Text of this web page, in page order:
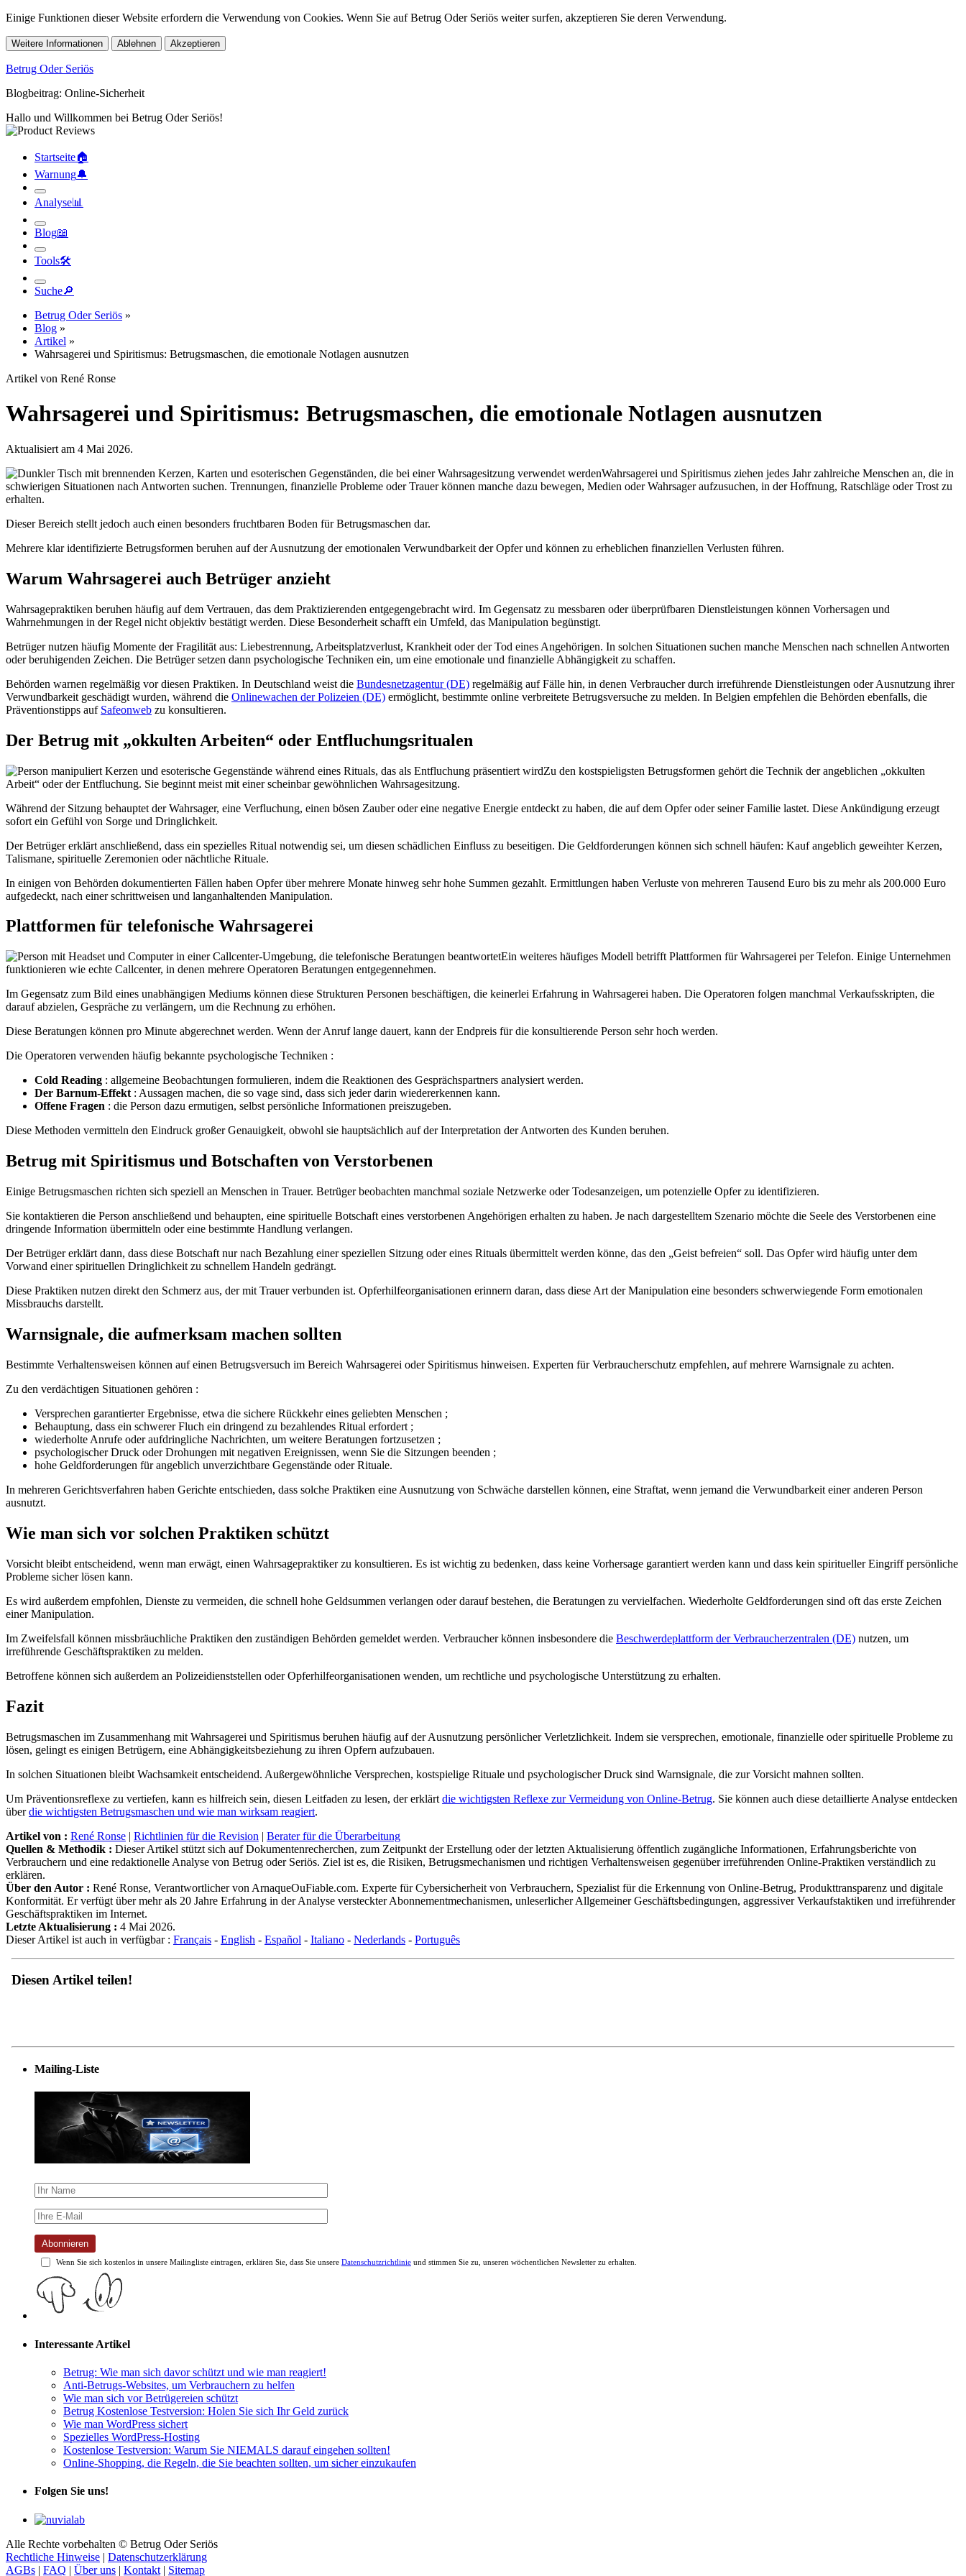
Einige Funktionen dieser Website erfordern die Verwendung von Cookies. Wenn Sie auf Betrug Oder Seriös weiter surfen, akzeptieren Sie deren Verwendung.
Weitere Informationen Ablehnen Akzeptieren
Betrug Oder Seriös
Blogbeitrag: Online-Sicherheit
Hallo und Willkommen bei Betrug Oder Seriös!
Startseite🏠︎
Warnung🔔︎
Analyse📊︎
Blog📖︎
Tools🛠︎
Suche🔎︎
Betrug Oder Seriös »
Blog »
Artikel »
Wahrsagerei und Spiritismus: Betrugsmaschen, die emotionale Notlagen ausnutzen
Artikel von René Ronse
Wahrsagerei und Spiritismus: Betrugsmaschen, die emotionale Notlagen ausnutzen
Aktualisiert am 4 Mai 2026.
Wahrsagerei und Spiritismus ziehen jedes Jahr zahlreiche Menschen an, die in
schwierigen Situationen nach Antworten suchen. Trennungen, finanzielle Probleme oder Trauer können manche dazu bewegen, Medien oder Wahrsager aufzusuchen, in der Hoffnung, Ratschläge oder Trost zu
erhalten.
Dieser Bereich stellt jedoch auch einen besonders fruchtbaren Boden für Betrugsmaschen dar.
Mehrere klar identifizierte Betrugsformen beruhen auf der Ausnutzung der emotionalen Verwundbarkeit der Opfer und können zu erheblichen finanziellen Verlusten führen.
Warum Wahrsagerei auch Betrüger anzieht
Wahrsagepraktiken beruhen häufig auf dem Vertrauen, das dem Praktizierenden entgegengebracht wird. Im Gegensatz zu messbaren oder überprüfbaren Dienstleistungen können Vorhersagen und
Wahrnehmungen in der Regel nicht objektiv bestätigt werden. Diese Besonderheit schafft ein Umfeld, das Manipulation begünstigt.
Betrüger nutzen häufig Momente der Fragilität aus: Liebestrennung, Arbeitsplatzverlust, Krankheit oder der Tod eines Angehörigen. In solchen Situationen suchen manche Menschen nach schnellen Antworten
oder beruhigenden Zeichen. Die Betrüger setzen dann psychologische Techniken ein, um eine emotionale und finanzielle Abhängigkeit zu schaffen.
Behörden warnen regelmäßig vor diesen Praktiken. In Deutschland weist die Bundesnetzagentur (DE) regelmäßig auf Fälle hin, in denen Verbraucher durch irreführende Dienstleistungen oder Ausnutzung ihrer
Verwundbarkeit geschädigt wurden, während die Onlinewachen der Polizeien (DE) ermöglicht, bestimmte online verbreitete Betrugsversuche zu melden. In Belgien empfehlen die Behörden ebenfalls, die
Präventionstipps auf Safeonweb zu konsultieren.
Der Betrug mit „okkulten Arbeiten“ oder Entfluchungsritualen
Zu den kostspieligsten Betrugsformen gehört die Technik der angeblichen „okkulten
Arbeit“ oder der Entfluchung. Sie beginnt meist mit einer scheinbar gewöhnlichen Wahrsagesitzung.
Während der Sitzung behauptet der Wahrsager, eine Verfluchung, einen bösen Zauber oder eine negative Energie entdeckt zu haben, die auf dem Opfer oder seiner Familie lastet. Diese Ankündigung erzeugt
sofort ein Gefühl von Sorge und Dringlichkeit.
Der Betrüger erklärt anschließend, dass ein spezielles Ritual notwendig sei, um diesen schädlichen Einfluss zu beseitigen. Die Geldforderungen können sich schnell häufen: Kauf angeblich geweihter Kerzen,
Talismane, spirituelle Zeremonien oder nächtliche Rituale.
In einigen von Behörden dokumentierten Fällen haben Opfer über mehrere Monate hinweg sehr hohe Summen gezahlt. Ermittlungen haben Verluste von mehreren Tausend Euro bis zu mehr als 200.000 Euro
aufgedeckt, nach einer schrittweisen und langanhaltenden Manipulation.
Plattformen für telefonische Wahrsagerei
Ein weiteres häufiges Modell betrifft Plattformen für Wahrsagerei per Telefon. Einige Unternehmen
funktionieren wie echte Callcenter, in denen mehrere Operatoren Beratungen entgegennehmen.
Im Gegensatz zum Bild eines unabhängigen Mediums können diese Strukturen Personen beschäftigen, die keinerlei Erfahrung in Wahrsagerei haben. Die Operatoren folgen manchmal Verkaufsskripten, die
darauf abzielen, Gespräche zu verlängern, um die Rechnung zu erhöhen.
Diese Beratungen können pro Minute abgerechnet werden. Wenn der Anruf lange dauert, kann der Endpreis für die konsultierende Person sehr hoch werden.
Die Operatoren verwenden häufig bekannte psychologische Techniken :
Cold Reading : allgemeine Beobachtungen formulieren, indem die Reaktionen des Gesprächspartners analysiert werden.
Der Barnum-Effekt : Aussagen machen, die so vage sind, dass sich jeder darin wiedererkennen kann.
Offene Fragen : die Person dazu ermutigen, selbst persönliche Informationen preiszugeben.
Diese Methoden vermitteln den Eindruck großer Genauigkeit, obwohl sie hauptsächlich auf der Interpretation der Antworten des Kunden beruhen.
Betrug mit Spiritismus und Botschaften von Verstorbenen
Einige Betrugsmaschen richten sich speziell an Menschen in Trauer. Betrüger beobachten manchmal soziale Netzwerke oder Todesanzeigen, um potenzielle Opfer zu identifizieren.
Sie kontaktieren die Person anschließend und behaupten, eine spirituelle Botschaft eines verstorbenen Angehörigen erhalten zu haben. Je nach dargestelltem Szenario möchte die Seele des Verstorbenen eine
dringende Information übermitteln oder eine bestimmte Handlung verlangen.
Der Betrüger erklärt dann, dass diese Botschaft nur nach Bezahlung einer speziellen Sitzung oder eines Rituals übermittelt werden könne, das den „Geist befreien“ soll. Das Opfer wird häufig unter dem
Vorwand einer spirituellen Dringlichkeit zu schnellem Handeln gedrängt.
Diese Praktiken nutzen direkt den Schmerz aus, der mit Trauer verbunden ist. Opferhilfeorganisationen erinnern daran, dass diese Art der Manipulation eine besonders schwerwiegende Form emotionalen
Missbrauchs darstellt.
Warnsignale, die aufmerksam machen sollten
Bestimmte Verhaltensweisen können auf einen Betrugsversuch im Bereich Wahrsagerei oder Spiritismus hinweisen. Experten für Verbraucherschutz empfehlen, auf mehrere Warnsignale zu achten.
Zu den verdächtigen Situationen gehören :
Versprechen garantierter Ergebnisse, etwa die sichere Rückkehr eines geliebten Menschen ;
Behauptung, dass ein schwerer Fluch ein dringend zu bezahlendes Ritual erfordert ;
wiederholte Anrufe oder aufdringliche Nachrichten, um weitere Beratungen fortzusetzen ;
psychologischer Druck oder Drohungen mit negativen Ereignissen, wenn Sie die Sitzungen beenden ;
hohe Geldforderungen für angeblich unverzichtbare Gegenstände oder Rituale.
In mehreren Gerichtsverfahren haben Gerichte entschieden, dass solche Praktiken eine Ausnutzung von Schwäche darstellen können, eine Straftat, wenn jemand die Verwundbarkeit einer anderen Person
ausnutzt.
Wie man sich vor solchen Praktiken schützt
Vorsicht bleibt entscheidend, wenn man erwägt, einen Wahrsagepraktiker zu konsultieren. Es ist wichtig zu bedenken, dass keine Vorhersage garantiert werden kann und dass kein spiritueller Eingriff persönliche
Probleme sicher lösen kann.
Es wird außerdem empfohlen, Dienste zu vermeiden, die schnell hohe Geldsummen verlangen oder darauf bestehen, die Beratungen zu vervielfachen. Wiederholte Geldforderungen sind oft das erste Zeichen
einer Manipulation.
Im Zweifelsfall können missbräuchliche Praktiken den zuständigen Behörden gemeldet werden. Verbraucher können insbesondere die Beschwerdeplattform der Verbraucherzentralen (DE) nutzen, um
irreführende Geschäftspraktiken zu melden.
Betroffene können sich außerdem an Polizeidienststellen oder Opferhilfeorganisationen wenden, um rechtliche und psychologische Unterstützung zu erhalten.
Fazit
Betrugsmaschen im Zusammenhang mit Wahrsagerei und Spiritismus beruhen häufig auf der Ausnutzung persönlicher Verletzlichkeit. Indem sie versprechen, emotionale, finanzielle oder spirituelle Probleme zu
lösen, gelingt es einigen Betrügern, eine Abhängigkeitsbeziehung zu ihren Opfern aufzubauen.
In solchen Situationen bleibt Wachsamkeit entscheidend. Außergewöhnliche Versprechen, kostspielige Rituale und psychologischer Druck sind Warnsignale, die zur Vorsicht mahnen sollten.
Um Präventionsreflexe zu vertiefen, kann es hilfreich sein, diesen Leitfaden zu lesen, der erklärt die wichtigsten Reflexe zur Vermeidung von Online-Betrug. Sie können auch diese detaillierte Analyse entdecken
überdie wichtigsten Betrugsmaschen und wie man wirksam reagiert.
Artikel von : René Ronse | Richtlinien für die Revision | Berater für die Überarbeitung
Quellen & Methodik : Dieser Artikel stützt sich auf Dokumentenrecherchen, zum Zeitpunkt der Erstellung oder der letzten Aktualisierung öffentlich zugängliche Informationen, Erfahrungsberichte von
Verbrauchern und eine redaktionelle Analyse von Betrug oder Seriös. Ziel ist es, die Risiken, Betrugsmechanismen und richtigen Verhaltensweisen gegenüber irreführenden Online-Praktiken verständlich zu
erklären.
Über den Autor : René Ronse, Verantwortlicher von ArnaqueOuFiable.com. Experte für Cybersicherheit von Verbrauchern, Spezialist für die Erkennung von Online-Betrug, Produkttransparenz und digitale
Konformität. Er verfügt über mehr als 20 Jahre Erfahrung in der Analyse versteckter Abonnementmechanismen, unleserlicher Allgemeiner Geschäftsbedingungen, aggressiver Verkaufstaktiken und irreführender
Geschäftspraktiken im Internet.
Letzte Aktualisierung : 4 Mai 2026.
Dieser Artikel ist auch in verfügbar : Français - English - Español - Italiano - Nederlands - Português
Diesen Artikel teilen!
Mailing-Liste
Abonnieren
Wenn Sie sich kostenlos in unsere Mailingliste eintragen, erklären Sie, dass Sie unsere Datenschutzrichtlinie und stimmen Sie zu, unseren wöchentlichen Newsletter zu erhalten.
Interessante Artikel
Betrug: Wie man sich davor schützt und wie man reagiert!
Anti-Betrugs-Websites, um Verbrauchern zu helfen
Wie man sich vor Betrügereien schützt
Betrug Kostenlose Testversion: Holen Sie sich Ihr Geld zurück
Wie man WordPress sichert
Spezielles WordPress-Hosting
Kostenlose Testversion: Warum Sie NIEMALS darauf eingehen sollten!
Online-Shopping, die Regeln, die Sie beachten sollten, um sicher einzukaufen
Folgen Sie uns!
Alle Rechte vorbehalten © Betrug Oder Seriös
Rechtliche Hinweise | Datenschutzerklärung
AGBs | FAQ | Über uns | Kontakt | Sitemap